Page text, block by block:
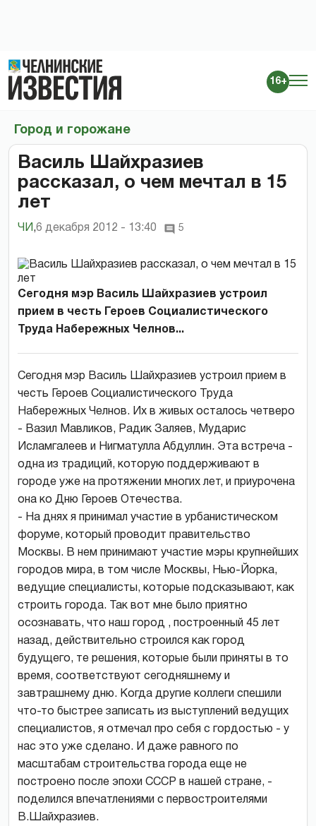
16+
Город и горожане
Василь Шайхразиев
рассказал, о чем мечтал в 15
лет
ЧИ ,6 декабря 2012 - 13:40 5
Сегодня мэр Василь Шайхразиев устроил
прием в честь Героев Социалистического
Труда Набережных Челнов...
Сегодня мэр Василь Шайхразиев устроил прием в
честь Героев Социалистического Труда
Набережных Челнов. Их в живых осталось четверо
- Вазил Мавликов, Радик Заляев, Мударис
Исламгалеев и Нигматулла Абдуллин. Эта встреча -
одна из традиций, которую поддерживают в
городе уже на протяжении многих лет, и приурочена
она ко Дню Героев Отечества.
- На днях я принимал участие в урбанистическом
форуме, который проводит правительство
Москвы. В нем принимают участие мэры крупнейших
городов мира, в том числе Москвы, Нью-Йорка,
ведущие специалисты, которые подсказывают, как
строить города. Так вот мне было приятно
осознавать, что наш город , построенный 45 лет
назад, действительно строился как город
будущего, те решения, которые были приняты в то
время, соответствуют сегодняшнему и
завтрашнему дню. Когда другие коллеги спешили
что-то быстрее записать из выступлений ведущих
специалистов, я отмечал про себя с гордостью - у
нас это уже сделано. И даже равного по
масштабам строительства города еще не
построено после эпохи СССР в нашей стране, -
поделился впечатлениями с первостроителями
В.Шайхразиев.